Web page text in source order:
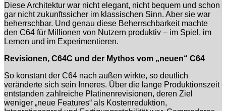
Diese Architektur war nicht elegant, nicht bequem und schon
gar nicht zukunftssicher im klassischen Sinn. Aber sie war
beherrschbar. Und genau diese Beherrschbarkeit machte
den C64 für Millionen von Nutzern produktiv – im Spiel, im
Lernen und im Experimentieren.
Revisionen, C64C und der Mythos vom „neuen“ C64
So konstant der C64 nach außen wirkte, so deutlich
veränderte sich sein Inneres. Über die lange Produktionszeit
entstanden zahlreiche Platinenrevisionen, deren Ziel
weniger „neue Features“ als Kostenreduktion,